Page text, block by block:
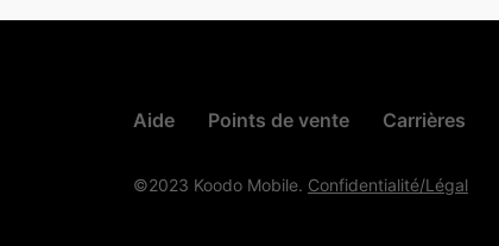
Aide Points de vente Carrières
©2023 Koodo Mobile. Confidentialité/Légal